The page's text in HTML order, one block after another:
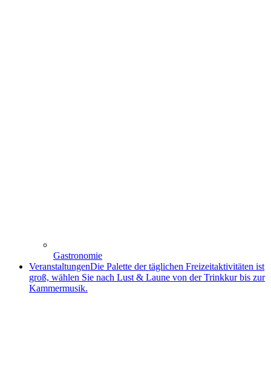
Gastronomie
VeranstaltungenDie Palette der täglichen Freizeitaktivitäten ist
groß, wählen Sie nach Lust & Laune von der Trinkkur bis zur
Kammermusik.